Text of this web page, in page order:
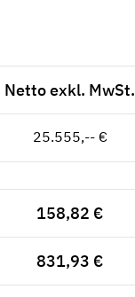
Netto exkl. MwSt.
25.555,-- €
158,82 €
831,93 €